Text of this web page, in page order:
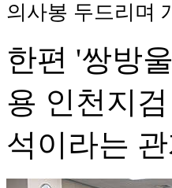
의사봉 두드리며
한편 '쌍방
용 인천지
석이라는